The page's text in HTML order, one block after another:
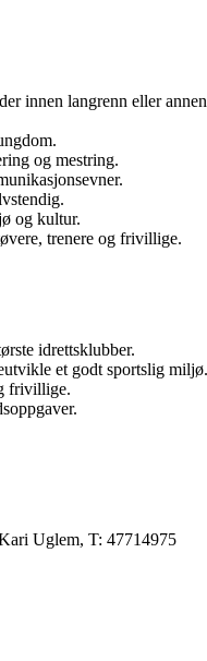
innen langrenn eller annen
og mestring.
og kultur.
trenere og frivillige.
idrettsklubber.
et godt sportslig miljø.
frivillige.
Uglem, T: 47714975